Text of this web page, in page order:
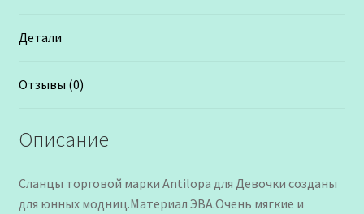
Детали
Отзывы (0)
Описание
Сланцы торговой марки Antilopa для Девочки созданы
для юнных модниц.Материал ЭВА.Очень мягкие и